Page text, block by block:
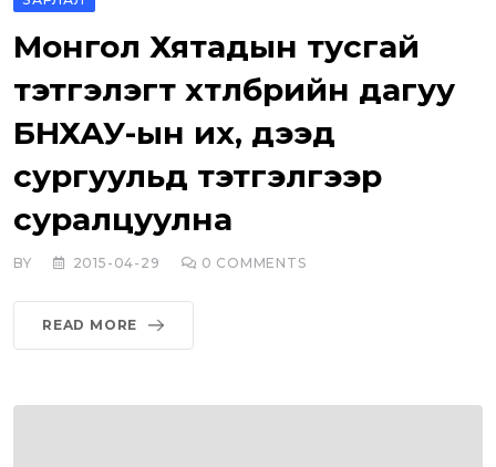
Монгол Хятадын тусгай
тэтгэлэгт хөтөлбөрийн дагуу
БНХАУ-ын их, дээд
сургуульд тэтгэлгээр
суралцуулна
BY 2015-04-29 0 COMMENTS
READ MORE